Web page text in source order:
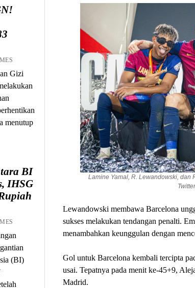
Gizi
menutup
BI
IHSG
(BI)
Lamine Yamal, R. Lewandowski, dan
Lewandowski membawa Barcelona
sukses melakukan tendangan penalti.
menambahkan keunggulan dengan
Gol untuk Barcelona kembali tercipta
usai. Tepatnya pada menit ke-45+9,
Madrid.